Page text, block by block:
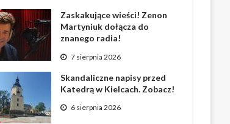
Zaskakujące wieści! Zenon
Martyniuk dołącza do
znanego radia!
7 sierpnia 2026
Skandaliczne napisy przed
Katedrą w Kielcach. Zobacz!
6 sierpnia 2026